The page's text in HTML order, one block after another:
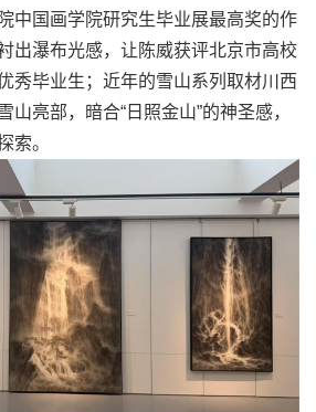
中国画学院研究生毕业展最高奖的作
出瀑布光感，让陈威获评北京市高校
秀毕业生；近年的雪山系列取材川西
山亮部，暗合“日照金山”的神圣感，
索。